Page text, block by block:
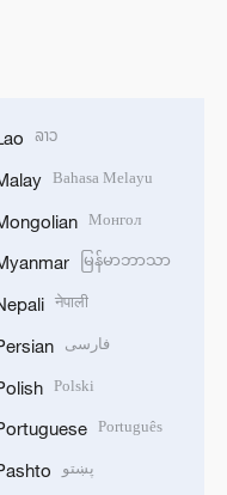
ລາວ
Bahasa Melayu
Монгол
မြန်မာဘာသာ
नेपाली
فارسی
Polski
Português
پښتو